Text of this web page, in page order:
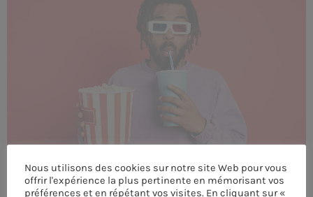
MEMBRES DE L’ÉQUIPE
TEAM
PRIVACY POLICY
Nous utilisons des cookies sur notre site Web pour vous
offrir l'expérience la plus pertinente en mémorisant vos
préférences et en répétant vos visites. En cliquant sur «